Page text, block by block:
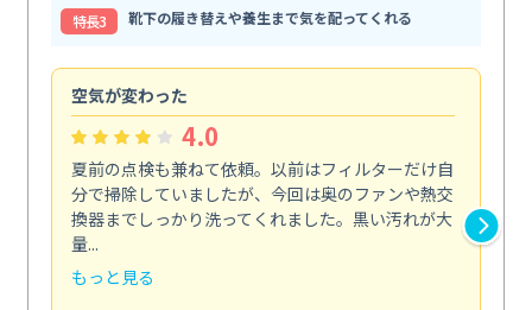
特⻑3
靴下の履き替えや養生まで気を配ってくれる
空気が変わった
4.0
夏前の点検も兼ねて依頼。以前はフィルターだけ自
分で掃除していましたが、今回は奥のファンや熱交
換器までしっかり洗ってくれました。黒い汚れが大
量...
もっと見る